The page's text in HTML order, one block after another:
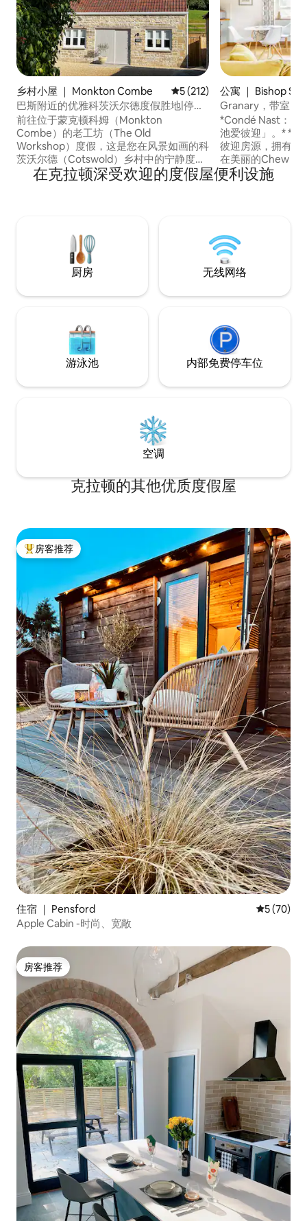
乡村小屋 ｜ Monkton Combe 平均评分 5 分（满分 5 分），
5 (212)
巴斯附近的优雅科茨沃尔德度假胜地|停车
位和电动汽车
前往位于蒙克顿科姆（Monkton
Combe）的老工坊（The Old
Workshop）度假，这是您在风景如画的科
茨沃尔德（Cotswold）乡村中的宁静度假
居所。 这座精美的石屋距离历史悠久的巴
斯仅几分钟路程，是与家人和朋友一起放
台花园、超高速无线网络、免费停车位和
电动车充电桩。
公寓 ｜ Bishop
Granary，带室内
萨默塞特乡村
*Condé Nast：英
池爱彼迎」。*
彼迎房源，拥有迷
在美丽的Chew
验。谷仓（The
乡村，但距离巴斯
代家具、室内泳池
在克拉顿深受欢迎的度假屋便利设施
厨房 无线网络
游泳池 内部免费停车位
空调
克拉顿的其他优质度假屋
热门「房客推荐」
房客推荐
住宿 ｜ Pensford 平均评分
5 (70)
Apple Cabin -时尚、宽敞
房客推荐
房客推荐